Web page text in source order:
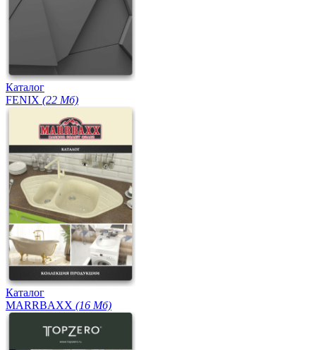
Каталог
FENIX (22 Мб)
Каталог
MARRBAXX (16 Мб)